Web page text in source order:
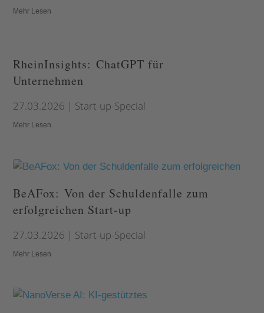
Mehr Lesen
RheinInsights: ChatGPT für
Unternehmen
27.03.2026 | Start-up-Special
Mehr Lesen
BeAFox: Von der Schuldenfalle zum
erfolgreichen Start-up
27.03.2026 | Start-up-Special
Mehr Lesen